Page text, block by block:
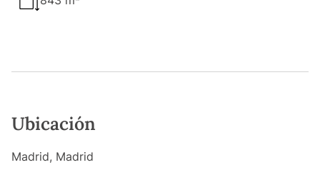
Ubicación
Madrid, Madrid